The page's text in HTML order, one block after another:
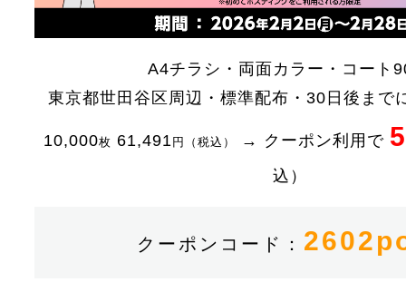
A4チラシ・両面カラー・コート
東京都世田谷区周辺・標準配布・30日後まで
10,000枚 61,491 円（税込） → クーポン利用で
込）
クーポンコード：